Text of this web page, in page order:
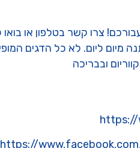
צרו קשר בטלפון או
מיום ליום. לא כל הדגים
ובבריכה